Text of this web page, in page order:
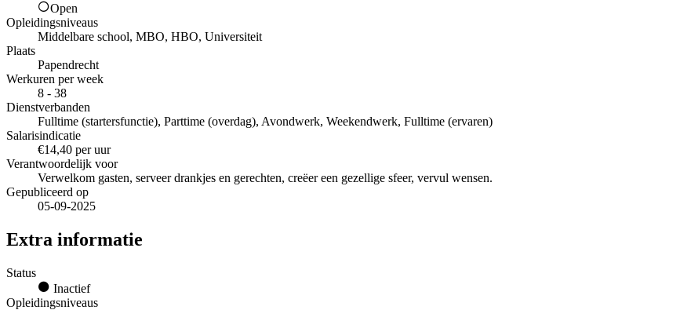
Open
Opleidingsniveaus
Middelbare school, MBO, HBO, Universiteit
Plaats
Papendrecht
Werkuren per week
8 - 38
Dienstverbanden
Fulltime (startersfunctie), Parttime (overdag), Avondwerk, Weekendwerk, Fulltime (ervaren)
Salarisindicatie
€14,40 per uur
Verantwoordelijk voor
Verwelkom gasten, serveer drankjes en gerechten, creëer een gezellige sfeer, vervul wensen.
Gepubliceerd op
05-09-2025
Extra informatie
Status
Inactief
Opleidingsniveaus